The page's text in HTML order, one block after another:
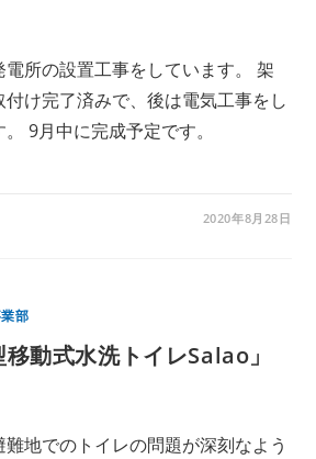
所の設置工事をしています。 架
け完了済みで、後は電気工事をし
。 9月中に完成予定です。
2020年8月28日
部
動式水洗トイレSalao」
地でのトイレの問題が深刻なよう